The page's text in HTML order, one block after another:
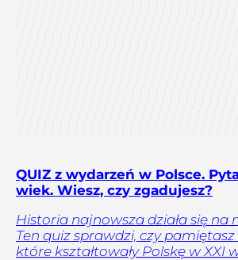
QUIZ z wydarzeń w Polsce.
wiek. Wiesz, czy zgadujesz?
Historia najnowsza działa się na
Ten quiz sprawdzi, czy
które kształtowały Polskę w XXI